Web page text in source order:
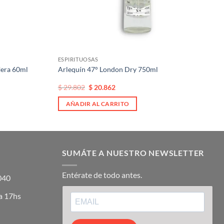
60ml
ESPIRITUOSAS
Arlequín 47° London Dry 750ml
El
precio
original
era:
$29.802 El
actual
es:
$ 20.862
AÑADIR AL CARRITO
17hs
SUMÁTE A NUESTRO NEWSLETTER
Entérate de todo antes.